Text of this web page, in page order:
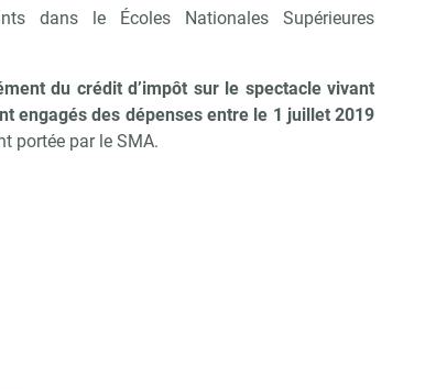
dans le Écoles Nationales Supérieures
du crédit d’impôt sur le spectacle vivant
engagés des dépenses entre le 1 juillet 2019
portée par le SMA.